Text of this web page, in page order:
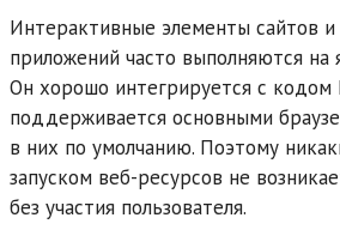
Интерактивные элементы сайтов
приложений часто выполняются на
Он хорошо интегрируется с кодом
поддерживается основными
в них по умолчанию. Поэтому
запуском веб-ресурсов не
без участия пользователя.